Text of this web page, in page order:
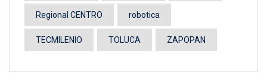
Regional CENTRO robotica
TECMILENIO TOLUCA ZAPOPAN